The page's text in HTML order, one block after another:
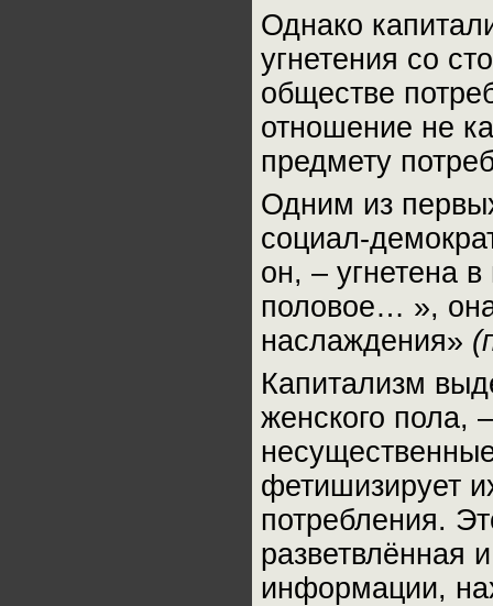
Однако
угнетения со
обществе
отношение не
предмету
Одним из
социал-
он, – угнетена
половое… »,
наслаждения»
Капитализм
женского пола,
фетишизирует
потребления.
разветвлённая
информации,